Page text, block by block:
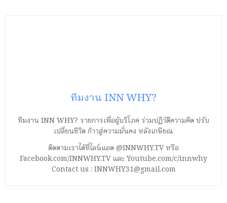
ทีมงาน INN WHY?
ทีมงาน INN WHY? รายการเพื่อผู้บริโภค ร่วมปฏิวัติความคิด ปรับ
เปลี่ยนชีวิต ก้าวสู่ความมั่นคง หลังเกษียณ
ติดตามเราได้ที่ไลน์แอด @INNWHY.TV หรือ
Facebook.com/INNWHY.TV และ Youtube.com/c/innwhy
Contact us : INNWHY31@gmail.com